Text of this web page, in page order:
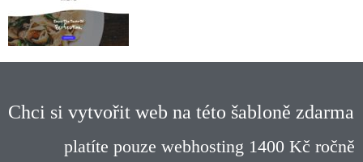
Chci si vytvořit web na této šabloně zdarma
platíte pouze webhosting 1400 Kč ročně